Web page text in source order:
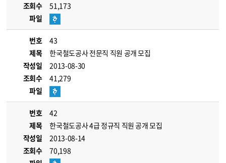
조회수
51,173
파일
번호
43
제목
한국철도공사 전문직 직원 공개 모집
작성일
2013-08-30
조회수
41,279
파일
번호
42
제목
한국철도공사 4급 정규직 직원 공개 모집
작성일
2013-08-14
조회수
70,198